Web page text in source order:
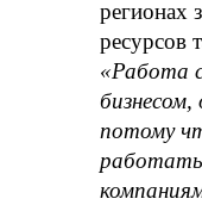
регионах
ресурсов
«Работа
потому